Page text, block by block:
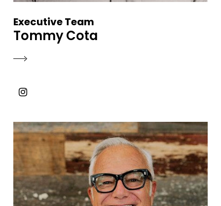
Executive Team
Tommy Cota